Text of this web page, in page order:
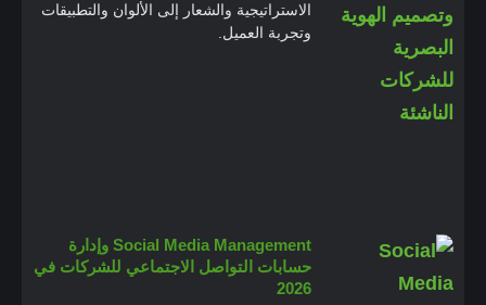
الاستراتيجية والشعار إلى الألوان والتطبيقات
وتجربة العميل.
Social Media Management وإدارة
حسابات التواصل الاجتماعي للشركات في
2026